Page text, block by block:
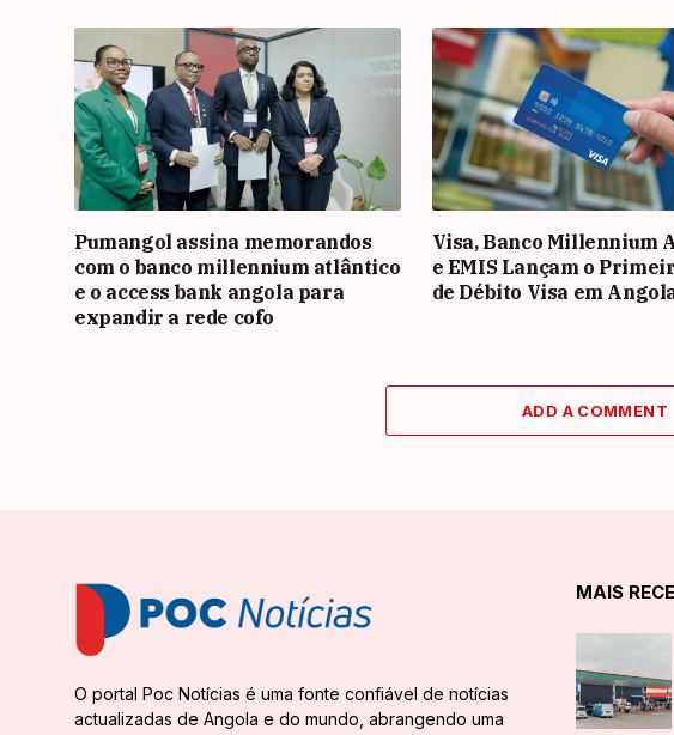
Pumangol assina memorandos
com o banco millennium atlântico
e o access bank angola para
expandir a rede cofo
Visa, Banco Millennium
e EMIS Lançam o
de Débito Visa em
ADD A COMMENT
O portal Poc Notícias é uma fonte confiável de notícias
actualizadas de Angola e do mundo, abrangendo uma
MAIS